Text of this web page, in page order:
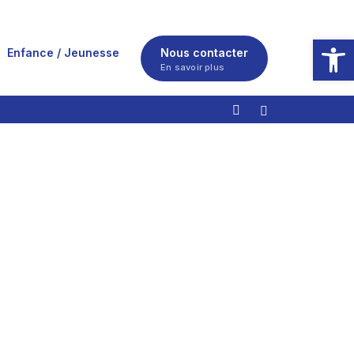
Enfance / Jeunesse Nous contacter
En savoir plus
Ouvrir